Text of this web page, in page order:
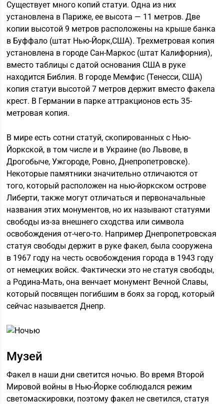
Существует много копий статуи. Одна из них
установлена в Париже, ее высота — 11 метров. Две
копии высотой 9 метров расположены на крыше банка
в Буффало (штат Нью-Йорк,США). Трехметровая копия
установлена в городе Сан-Маркос (штат Калифорния),
вместо таблицы с датой основания США в руке
находится Библия. В городе Мемфис (Тенесси, США)
копия статуи высотой 7 метров держит вместо факела
крест. В Германии в парке аттракционов есть 35-
метровая копия.
В мире есть сотни статуй, скопированных с Нью-
Йоркской, в том числе и в Украине (во Львове, в
Дрогобыче, Ужгороде, Ровно, Днепропетровске).
Некоторые памятники значительно отличаются от
того, который расположен на нью-йоркском острове
Либерти, также могут отличаться и первоначальные
названия этих монументов, но их называют статуями
свободы из-за внешнего сходства или символа
освобождения от-чего-то. Например Днепропетровская
статуя свободы держит в руке факел, была сооружена
в 1967 году на честь освобождения города в 1943 году
от немецких войск. Фактически это не статуя свободы,
а Родина-Мать, она венчает монумент Вечной Славы,
который посвящен погибшим в боях за город, который
сейчас называется Днепр.
Музей
Факел в наши дни светится ночью. Во время Второй
Мировой войны в Нью-Йорке соблюдался режим
светомаскировки, поэтому факел не светился, статуя